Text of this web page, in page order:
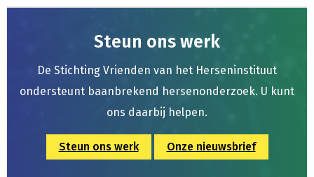
Steun ons werk
De Stichting Vrienden van het Herseninstituut
ondersteunt baanbrekend hersenonderzoek. U kunt
ons daarbij helpen.
Steun ons werk Onze nieuwsbrief